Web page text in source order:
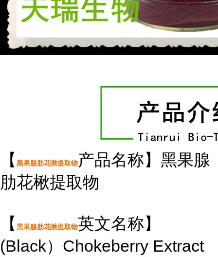
【 黑果腺肋花揪提取物 产品名称】黑果腺
肋花楸提取物
【 黑果腺肋花揪提取物英文名称】
(Black）Chokeberry Extract